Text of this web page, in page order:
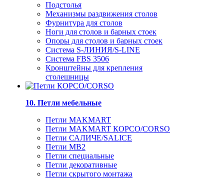
Подстолья
Механизмы раздвижения столов
Фурнитура для столов
Ноги для столов и барных стоек
Опоры для столов и барных стоек
Система S-ЛИНИЯ/S-LINE
Система FBS 3506
Кронштейны для крепления
столешницы
10. Петли мебельные
Петли MAKMART
Петли MAKMART КОРСО/CORSO
Петли САЛИЧЕ/SALICE
Петли MB2
Петли специальные
Петли декоративные
Петли скрытого монтажа